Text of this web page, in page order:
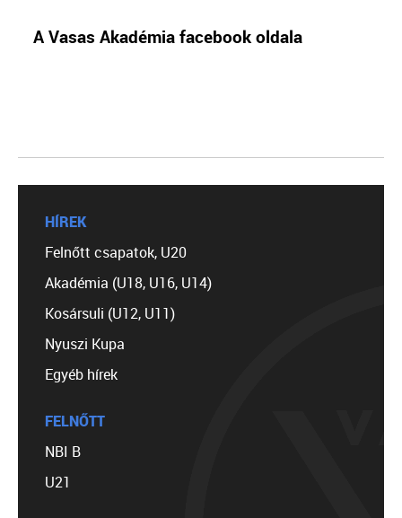
A Vasas Akadémia facebook oldala
HÍREK
Felnőtt csapatok, U20
Akadémia (U18, U16, U14)
Kosársuli (U12, U11)
Nyuszi Kupa
Egyéb hírek
FELNŐTT
NBI B
U21